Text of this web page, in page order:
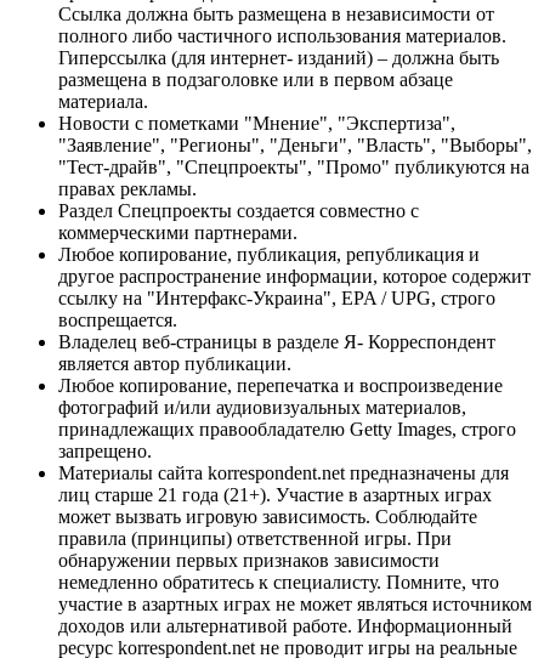
Ссылка должна быть размещена в независимости от
полного либо частичного использования материалов.
Гиперссылка (для интернет- изданий) – должна быть
размещена в подзаголовке или в первом абзаце
материала.
Новости с пометками "Мнение", "Экспертиза",
"Заявление", "Регионы", "Деньги", "Власть", "Выборы",
"Тест-драйв", "Спецпроекты", "Промо" публикуются на
правах рекламы.
Раздел Спецпроекты создается совместно с
коммерческими партнерами.
Любое копирование, публикация, републикация и
другое распространение информации, которое содержит
ссылку на "Интерфакс-Украина", EPA / UPG, строго
воспрещается.
Владелец веб-страницы в разделе Я- Корреспондент
является автор публикации.
Любое копирование, перепечатка и воспроизведение
фотографий и/или аудиовизуальных материалов,
принадлежащих правообладателю Getty Images, строго
запрещено.
Материалы сайта korrespondent.net предназначены для
лиц старше 21 года (21+). Участие в азартных играх
может вызвать игровую зависимость. Соблюдайте
правила (принципы) ответственной игры. При
обнаружении первых признаков зависимости
немедленно обратитесь к специалисту. Помните, что
участие в азартных играх не может являться источником
доходов или альтернативой работе. Информационный
ресурс korrespondent.net не проводит игры на реальные